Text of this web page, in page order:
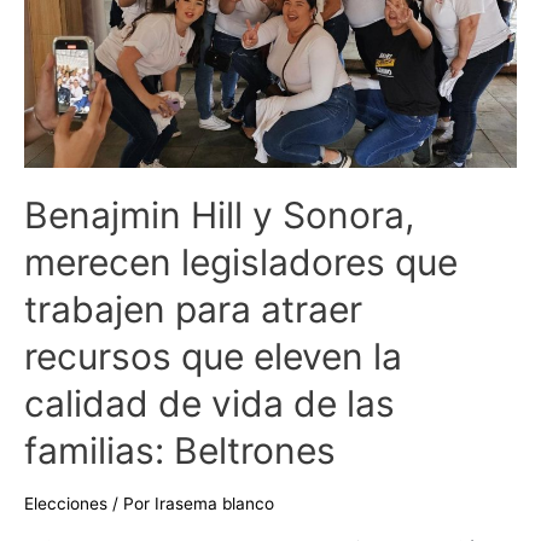
Benajmin Hill y Sonora,
merecen legisladores que
trabajen para atraer
recursos que eleven la
calidad de vida de las
familias: Beltrones
Elecciones / Por Irasema blanco
trabajen
para
atraer
recursos
que
la
vida
de
las
familias:
Beltrones